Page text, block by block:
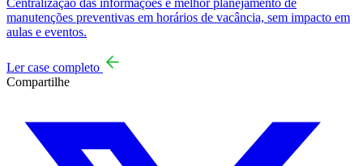
Centralização das informações e melhor planejamento de
manutenções preventivas em horários de vacância, sem impacto em
aulas e eventos.
Ler case completo
Compartilhe